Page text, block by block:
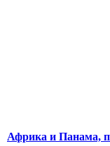
Африка и Панама,